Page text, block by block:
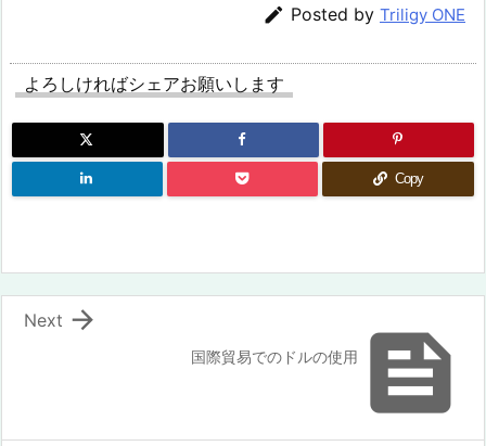
 Posted by Triligy ONE
よろしければシェアお願いします
Copy

国際貿易でのドルの使用

Next